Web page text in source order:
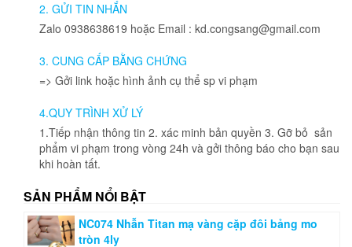
2. GỬI TIN NHẮN
Zalo 0938638619 hoặc Email : kd.congsang@gmail.com
3. CUNG CẤP BẰNG CHỨNG
=> Gởi link hoặc hình ảnh cụ thể sp vi phạm
4.QUY TRÌNH XỬ LÝ
1.Tiếp nhận thông tin 2. xác minh bản quyền 3. Gỡ bỏ sản
phẩm vi phạm trong vòng 24h và gởi thông báo cho bạn sau
khi hoàn tất.
SẢN PHẨM NỔI BẬT
NC074 Nhẫn Titan mạ vàng cặp đôi bảng mo
tròn 4ly